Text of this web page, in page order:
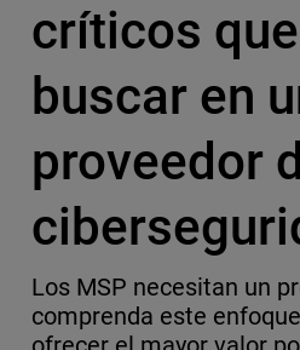
críticos
buscar en
proveedor
Los MSP necesitan un
comprenda este